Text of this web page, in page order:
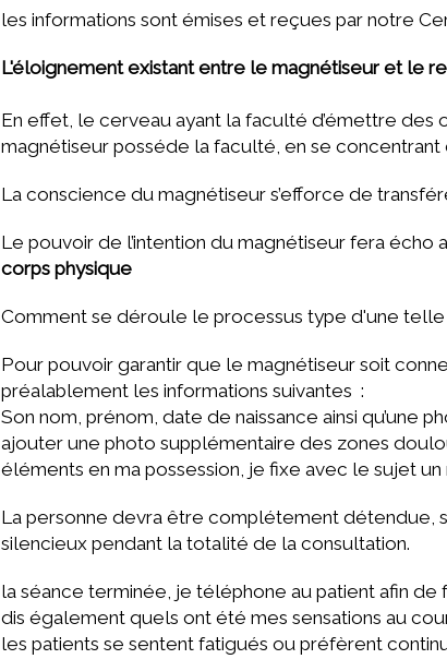
les informations sont émises et reçues par notre
L'éloignement existant entre le magnétiseur et le
En effet, le cerveau ayant la faculté d’émettre des
magnétiseur posséde la faculté, en se
La conscience du magnétiseur s’efforce de
Le pouvoir de l’intention du magnétiseur fera
corps physique
Comment se déroule le processus type d'une telle
Pour pouvoir garantir que le magnétiseur soit
préalablement les informations suivantes :
Son nom, prénom, date de naissance ainsi
ajouter une photo supplémentaire des zones
éléments en ma possession, je fixe avec le sujet
La personne devra être complétement détendue,
silencieux pendant la totalité de la consultation.
la séance terminée, je téléphone au patient afin de
dis également quels ont été mes sensations au
les patients se sentent fatigués ou préfèrent